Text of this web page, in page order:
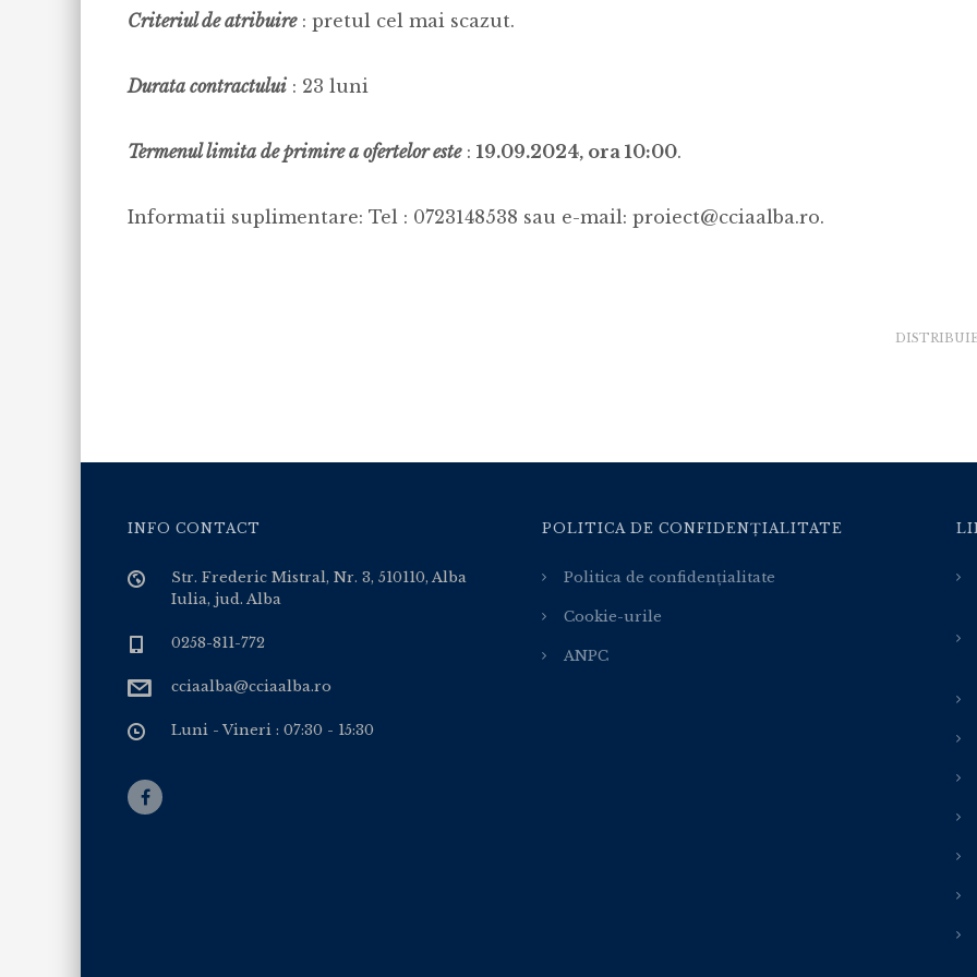
Criteriul de atribuire: pretul cel mai scazut.
Durata contractului : 23 luni
Termenul limita de primire a ofertelor este: 19.09.2024, ora 10:00.
Informatii suplimentare: Tel : 0723148538 sau e-mail: proiect@cciaalba.ro.
INFO CONTACT
Str. Frederic Mistral, Nr. 3, 510110, Alba
Iulia, jud. Alba
0258-811-772
cciaalba@cciaalba.ro
Luni - Vineri : 07:30 - 15:30
POLITICA DE CONFIDENȚIALITATE
Politica de confidențialitate
Cookie-urile
ANPC